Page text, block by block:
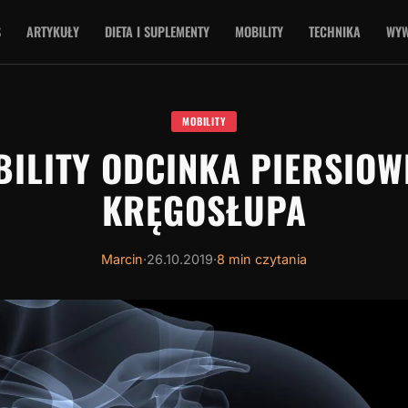
ARTYKUŁY DIETA I SUPLEMENTY MOBILITY TECHNIKA
MOBILITY
ODCINKA
KRĘGOSŁUPA
Marcin·26.10.2019·8 min czytania